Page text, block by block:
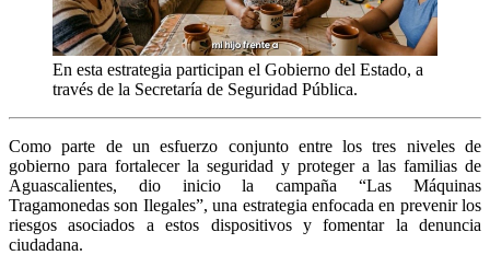
En esta estrategia participan el Gobierno del Estado, a
través de la Secretaría de Seguridad Pública.
Como parte de un esfuerzo conjunto entre los tres niveles de
gobierno para fortalecer la seguridad y proteger a las familias de
Aguascalientes, dio inicio la campaña “Las Máquinas
Tragamonedas son Ilegales”, una estrategia enfocada en prevenir los
riesgos asociados a estos dispositivos y fomentar la denuncia
ciudadana.